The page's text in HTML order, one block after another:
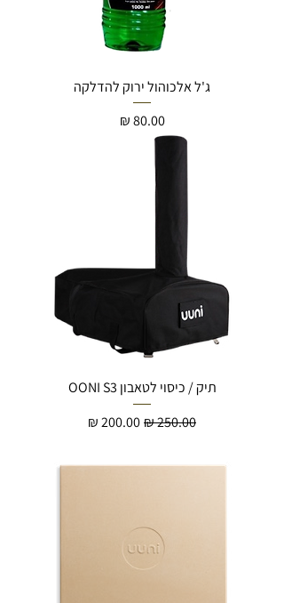
ג'ל אלכוהול ירוק להדלקה
מחיר‏80.00 ‏₪
תיק / כיסוי לטאבון OONI S3
מחיר רגילמחיר מבצע